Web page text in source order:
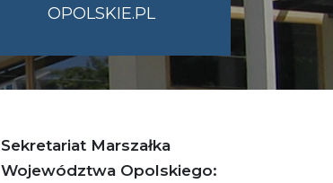
OPOLSKIE.PL
Sekretariat Marszałka
Województwa Opolskiego: